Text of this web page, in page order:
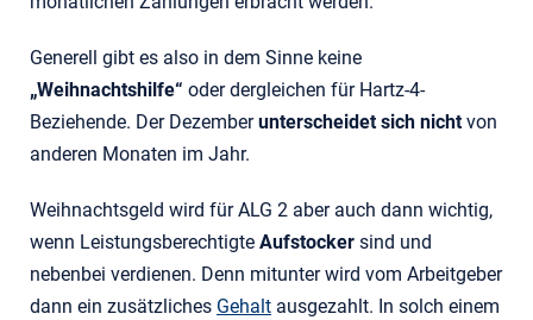
Generell gibt es also in dem Sinne keine
„Weihnachtshilfe“ oder dergleichen für Hartz-4-
Beziehende. Der Dezemberunterscheidet sich nichtvon
anderen Monaten im Jahr.
Weihnachtsgeld wird für ALG 2 aber auch dann wichtig,
wenn Leistungsberechtigte Aufstocker sind und
nebenbei verdienen. Denn mitunter wird vom Arbeitgeber
dann ein zusätzliches Gehalt ausgezahlt. In solch einem